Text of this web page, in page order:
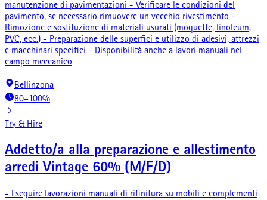
manutenzione di pavimentazioni - Verificare le condizioni del
pavimento, se necessario rimuovere un vecchio rivestimento -
Rimozione e sostituzione di materiali usurati (moquette, linoleum,
PVC, ecc.) - Preparazione delle superfici e utilizzo di adesivi, attrezzi
e macchinari specifici - Disponibilità anche a lavori manuali nel
campo meccanico
Bellinzona
80–100%
Try & Hire
Addetto/a alla preparazione e allestimento
arredi Vintage 60% (M/F/D)
- Eseguire lavorazioni manuali di rifinitura su mobili e complementi